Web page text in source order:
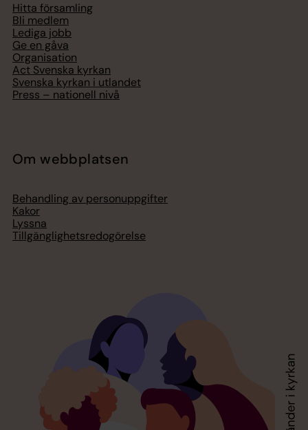
Hitta församling
Bli medlem
Lediga jobb
Ge en gåva
Organisation
Act Svenska kyrkan
Svenska kyrkan i utlandet
Press – nationell nivå
Om webbplatsen
Behandling av personuppgifter
Kakor
Lyssna
Tillgänglighetsredogörelse